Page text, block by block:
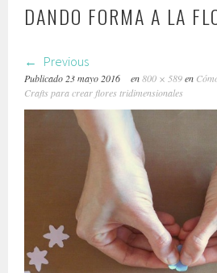
DANDO FORMA A LA
Previous
Publicado 23 mayo 2016 en800 × 589en
Crafts para crear flores tridimensionales